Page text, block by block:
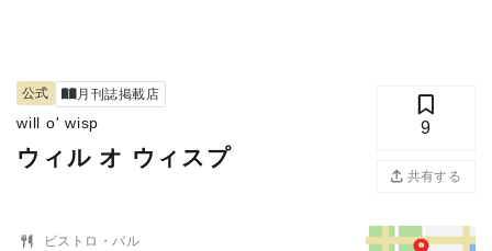
公式 月刊誌掲載店
will o' wisp
ウィル オ ウィスプ
9
共有する
ビストロ・バル